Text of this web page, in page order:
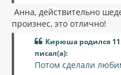
Анна, действительно
произнес, это отлично!
Кирюша родился
писал(а):
Потом сделали